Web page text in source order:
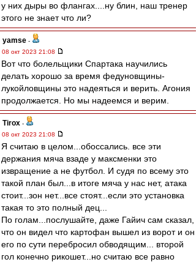
у них дыры во флангах....ну блин, наш тренер
этого не знает что ли?
yamse -
08 окт 2023 21:08
Вот что болельщики Спартака научились
делать хорошо за время федуновщины-
лукойловщины это надеяться и верить. Агония
продолжается. Но мы надеемся и верим.
Tirox -
08 окт 2023 21:08
Я считаю в целом...обоссались. все эти
держания мяча взаде у максменки это
извращение а не футбол. И судя по всему это
такой план был...в итоге мяча у нас нет, атака
стоит...зон нет...все стоят...если это установка
такая то это полный дец...
По голам...послушайте, даже Гайич сам сказал,
что он видел что картофан вышел из ворот и он
его по сути перебросил обводящим... второй
гол конечно рикошет...но считаю все равно